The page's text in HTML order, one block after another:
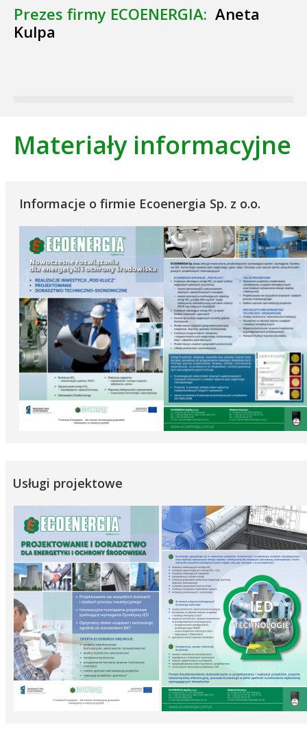
Prezes firmy ECOENERGIA: Aneta
Kulpa
Materiały informacyjne
Informacje o firmie Ecoenergia Sp. z o.o.
Usługi projektowe